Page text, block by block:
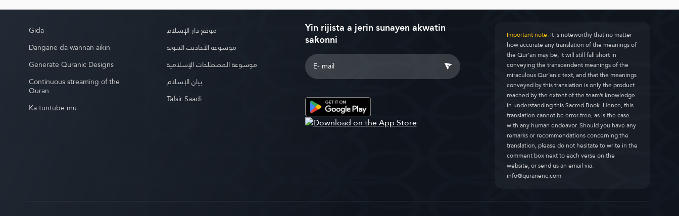
Gida
Dangane da wannan aikin
Generate Quranic Designs
Continuous streaming of the
Quran
Ka tuntube mu
موقع دار الإسلام
موسوعة الأحاديث النبوية
موسوعة المصطلحات الإسلامية
بيان الإسلام
Tafsir Saadi
Yin rijista a jerin sunayen akwatin
saƙonni Important note:It is noteworthy that no matter
how accurate any translation of the meanings of
the Qur’an may be, it will still fall short in
conveying the transcendent meanings of the
miraculous Qur’anic text, and that the meanings
conveyed by this translation is only the product
reached by the extent of the team’s knowledge
in understanding this Sacred Book. Hence, this
translation cannot be error-free, as is the case
with any human endeavor. Should you have any
remarks or recommendations concerning the
translation, please do not hesitate to write in the
comment box next to each verse on the
website, or send us an email via:
info@quranenc.com